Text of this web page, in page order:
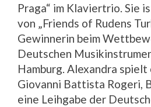
Praga“ im Klaviertrio. Sie
von „Friends of Rudens
Gewinnerin beim
Deutschen
Hamburg. Alexandra
Giovanni Battista Rogeri,
eine Leihgabe der